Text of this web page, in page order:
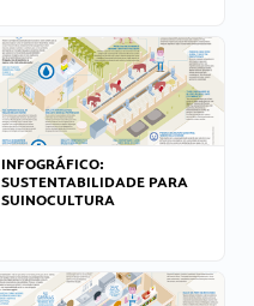
INFOGRÁFICO:
SUSTENTABILIDADE PARA
SUINOCULTURA